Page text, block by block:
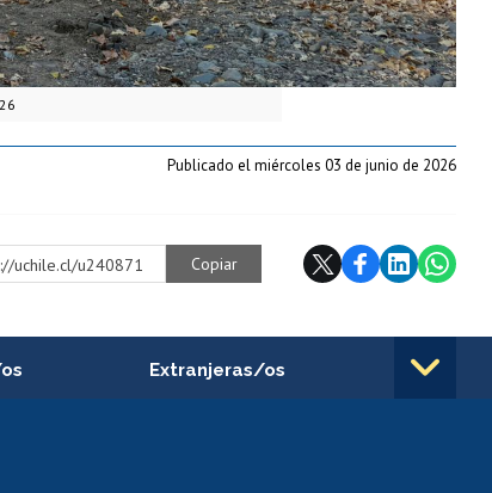
Publicado el miércoles 03 de junio de 2026
uchile.cl/u240871 Copiar
Extranjeras/os